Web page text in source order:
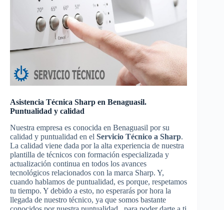
Asistencia Técnica Sharp en Benaguasil.
Puntualidad y calidad
Nuestra empresa es conocida en Benaguasil por su
calidad y puntualidad en el Servicio Técnico a Sharp.
La calidad viene dada por la alta experiencia de nuestra
plantilla de técnicos con formación especializada y
actualización continua en todos los avances
tecnológicos relacionados con la marca Sharp. Y,
cuando hablamos de puntualidad, es porque, respetamos
tu tiempo. Y debido a esto, no esperarás por hora la
llegada de nuestro técnico, ya que somos bastante